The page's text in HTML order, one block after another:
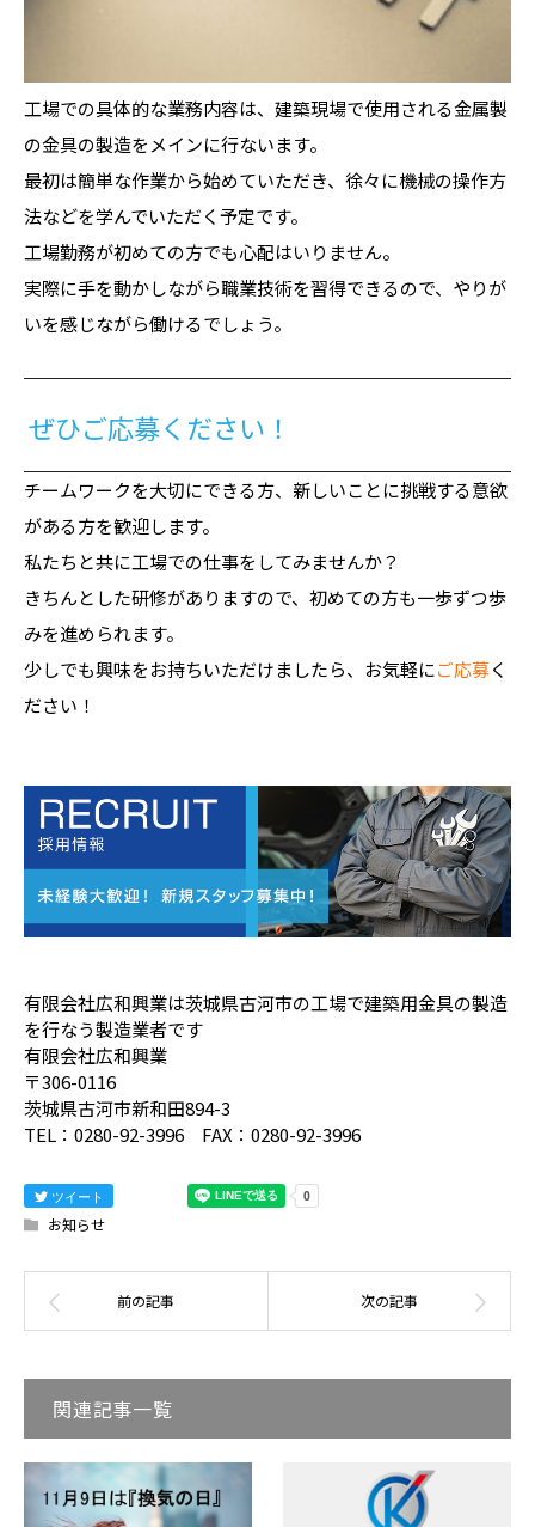
工場での具体的な業務内容は、建築現場で使用される金属製
の金具の製造をメインに行ないます。
最初は簡単な作業から始めていただき、徐々に機械の操作方
法などを学んでいただく予定です。
工場勤務が初めての方でも心配はいりません。
実際に手を動かしながら職業技術を習得できるので、やりが
いを感じながら働けるでしょう。
ぜひご応募ください！
チームワークを大切にできる方、新しいことに挑戦する意欲
がある方を歓迎します。
私たちと共に工場での仕事をしてみませんか？
きちんとした研修がありますので、初めての方も一歩ずつ歩
みを進められます。
少しでも興味をお持ちいただけましたら、お気軽にご応募く
ださい！
有限会社広和興業は茨城県古河市の工場で建築用金具の製造
を行なう製造業者です
有限会社広和興業
〒306-0116
茨城県古河市新和田894-3
TEL：0280-92-3996 FAX：0280-92-3996
ツイート
お知らせ
関連記事一覧